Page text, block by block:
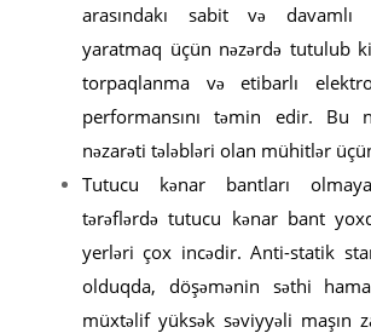
arasındakı sabit və davamlı
yaratmaq üçün nəzərdə tutulub
torpaqlanma və etibarlı
performansını təmin edir. Bu
nəzarəti tələbləri olan mühitlər
Tutucu kənar bantları
tərəflərdə tutucu kənar bant
yerləri çox incədir. Anti-statik
olduqda, döşəmənin səthi
müxtəlif yüksək səviyyəli maşın